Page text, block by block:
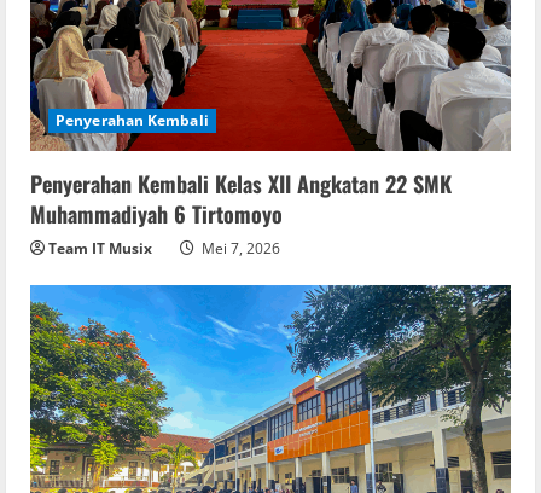
Penyerahan Kembali
Penyerahan Kembali Kelas XII Angkatan 22 SMK
Muhammadiyah 6 Tirtomoyo
Team IT Musix Mei 7, 2026